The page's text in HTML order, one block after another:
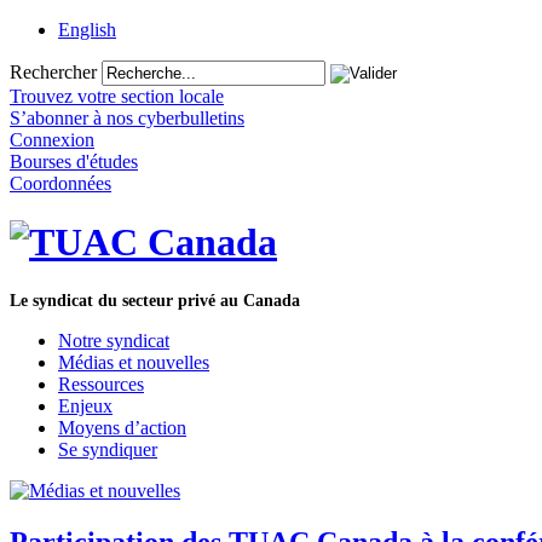
English
Rechercher
Trouvez votre section locale
S’abonner à nos cyberbulletins
Connexion
Bourses d'études
Coordonnées
Le syndicat du secteur privé au Canada
Notre syndicat
Médias et nouvelles
Ressources
Enjeux
Moyens d’action
Se syndiquer